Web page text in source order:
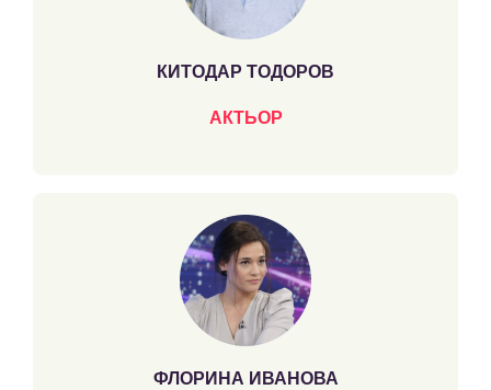
КИТОДАР ТОДОРОВ
АКТЬОР
ФЛОРИНА ИВАНОВА